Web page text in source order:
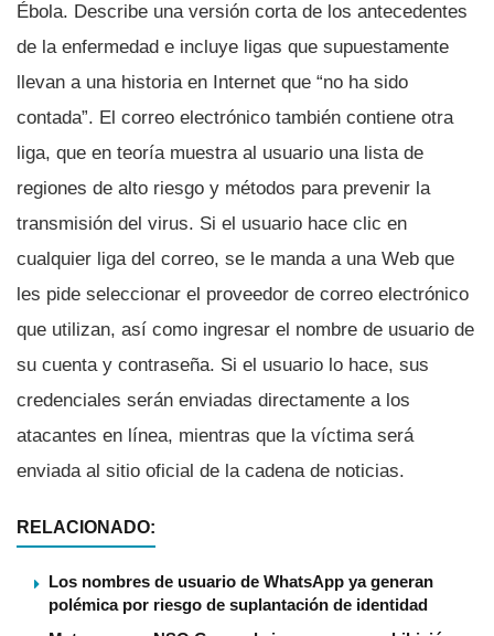
Ébola. Describe una versión corta de los antecedentes
de la enfermedad e incluye ligas que supuestamente
llevan a una historia en Internet que “no ha sido
contada”. El correo electrónico también contiene otra
liga, que en teorí­a muestra al usuario una lista de
regiones de alto riesgo y métodos para prevenir la
transmisión del virus. Si el usuario hace clic en
cualquier liga del correo, se le manda a una Web que
les pide seleccionar el proveedor de correo electrónico
que utilizan, así­ como ingresar el nombre de usuario de
su cuenta y contraseña. Si el usuario lo hace, sus
credenciales serán enviadas directamente a los
atacantes en lí­nea, mientras que la ví­ctima será
enviada al sitio oficial de la cadena de noticias.
RELACIONADO:
Los nombres de usuario de WhatsApp ya generan
polémica por riesgo de suplantación de identidad